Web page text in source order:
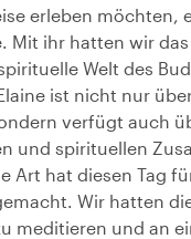
erleben möchten,
Mit ihr hatten wir
Welt des
ist nicht nur
verfügt auch
und spirituellen
Art hat diesen Tag
Wir hatten
meditieren und an